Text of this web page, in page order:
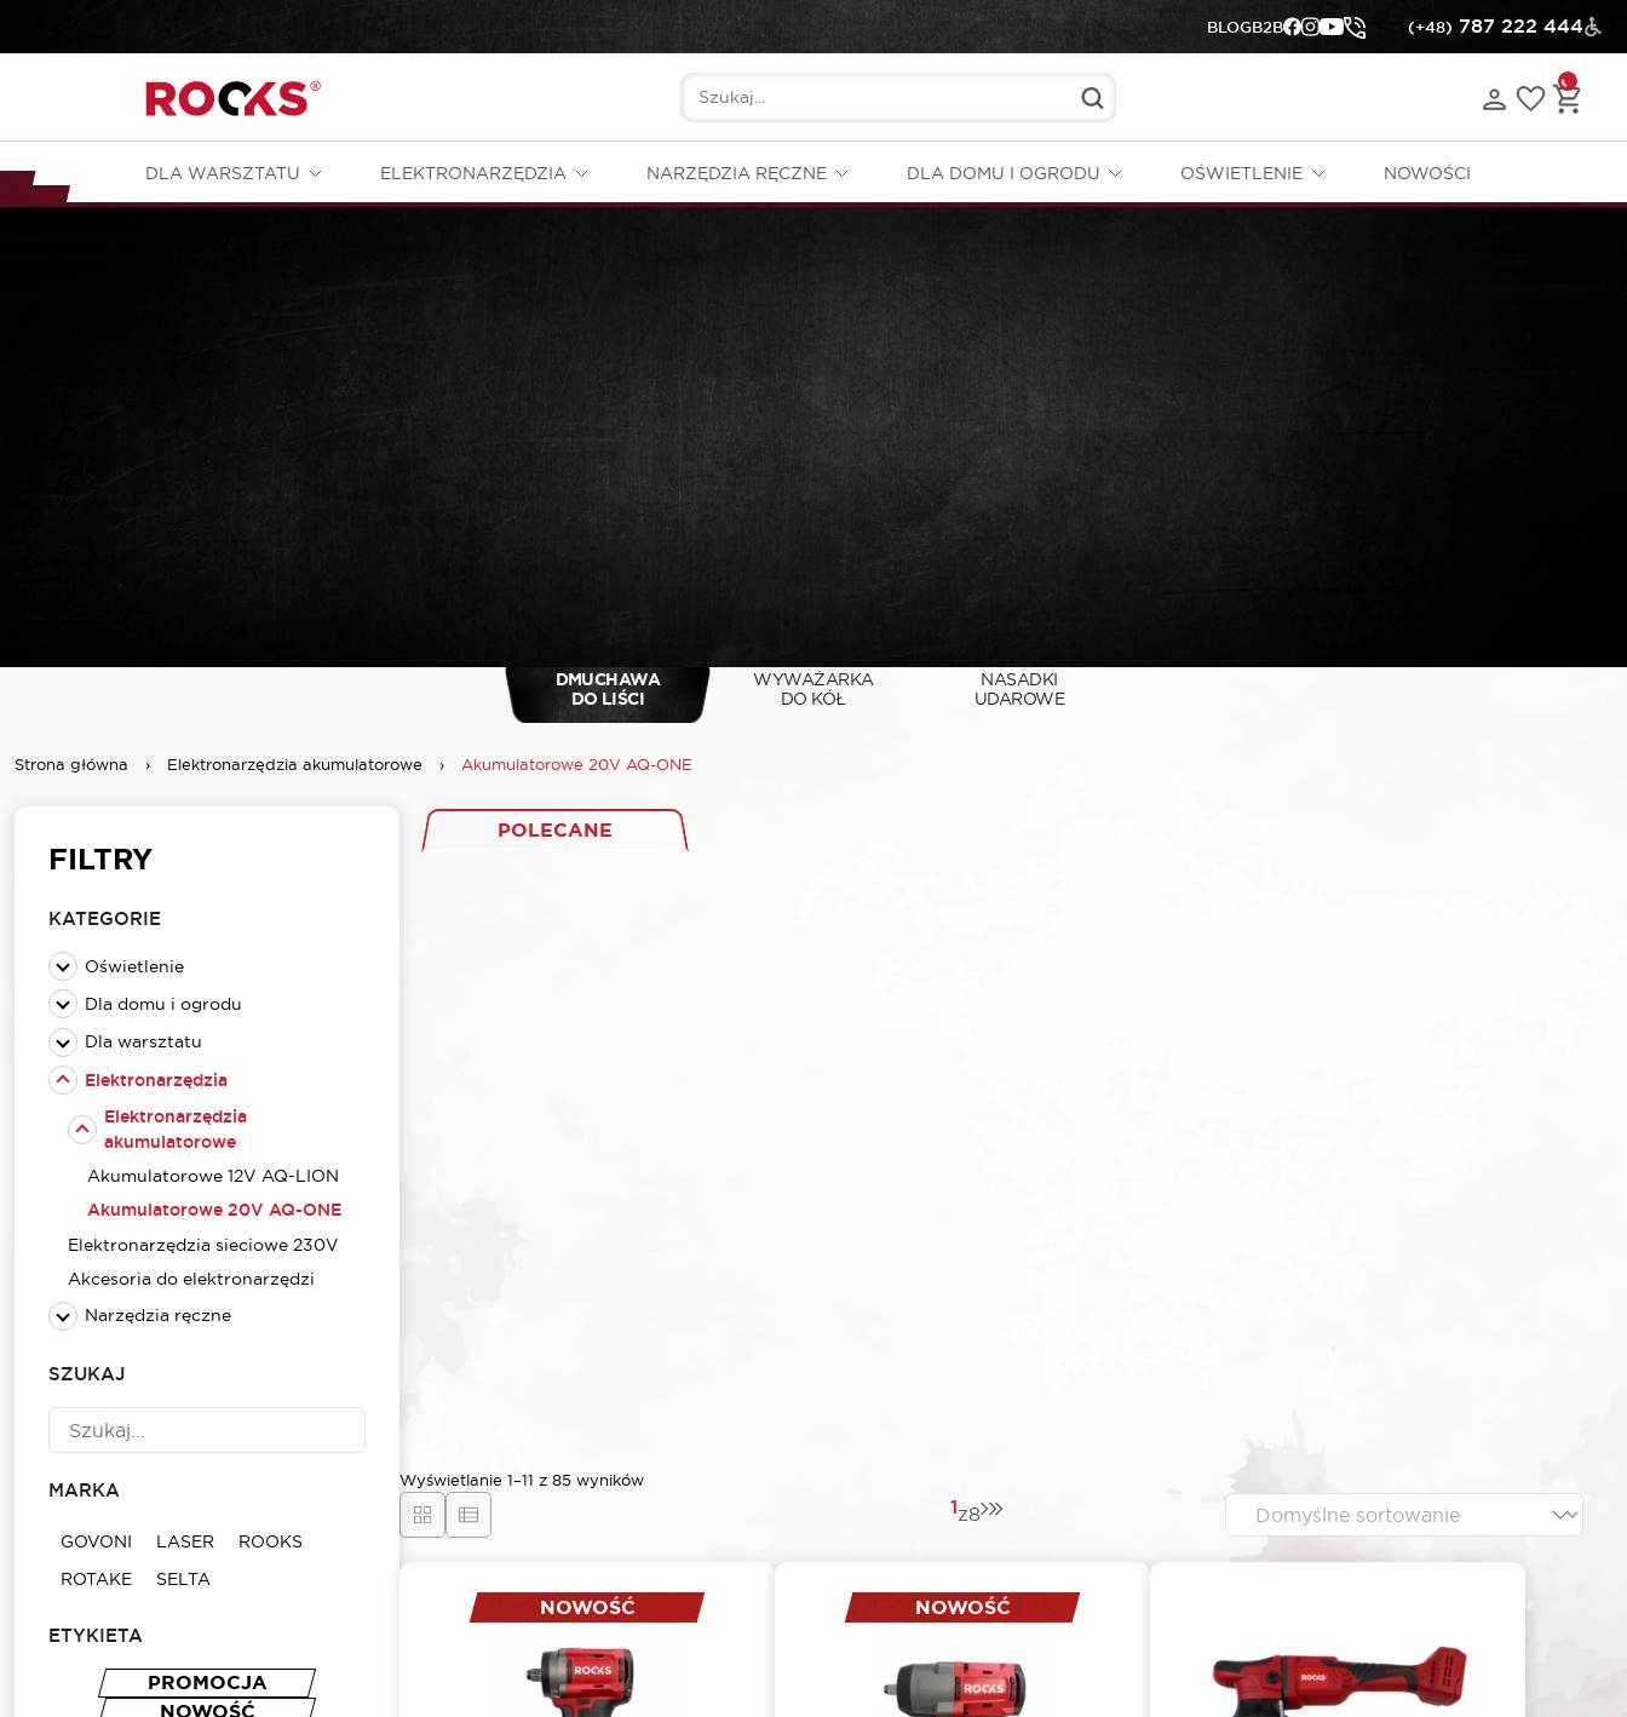
BLOGB2B (+48) 787 222 444
DLA WARSZTATU ELEKTRONARZĘDZIA NARZĘDZIA RĘCZNE DLA DOMU I OGRODU OŚWIETLENIE NOWOŚCI
DMUCHAWA
DO LIŚCI
WYWAŻARKA
DO KÓŁ
NASADKI
UDAROWE
Strona główna › Elektronarzędzia akumulatorowe › Akumulatorowe 20V AQ-ONE
FILTRY
KATEGORIE
Oświetlenie
Dla domu i ogrodu
Dla warsztatu
Elektronarzędzia
Elektronarzędzia
akumulatorowe
Akumulatorowe 12V AQ-LION
Akumulatorowe 20V AQ-ONE
Elektronarzędzia sieciowe 230V
Akcesoria do elektronarzędzi
Narzędzia ręczne
SZUKAJ
MARKA
GOVONI LASER
ROOKS
ROTAKE
SELTA
ETYKIETA
PROMOCJA
NOWOŚĆ
POLECANE
Wyświetlanie 1–11 z 85 wyników
1z8
NOWOŚĆ NOWOŚĆ